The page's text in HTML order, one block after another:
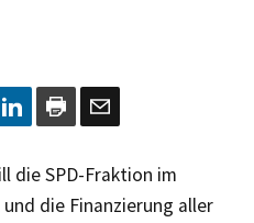
die SPD-Fraktion im
die Finanzierung aller